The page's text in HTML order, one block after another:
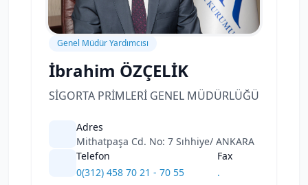
Genel Müdür Yardımcısı
İbrahim ÖZÇELİK
SİGORTA PRİMLERİ GENEL MÜDÜRLÜĞÜ
Adres
Mithatpaşa Cd. No: 7 Sıhhiye/ ANKARA
Telefon
0(312) 458 70 21 - 70 55
Fax
.